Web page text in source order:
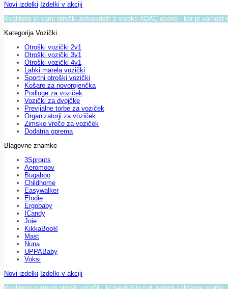
Novi izdelki Izdelki v akciji
Kvalitetni in varni otroški avtosedeži z visoko ADAC oceno - ker je varnost
Kategorija Vozički
Otroški vozički 2v1
Otroški vozički 3v1
Otroški vozički 4v1
Lahki marela vozički
Športni otroški vozički
Košare za novorojenčka
Podloge za voziček
Vozički za dvojčke
Previjalne torbe za voziček
Organizatorji za voziček
Zimske vreče za voziček
Dodatna oprema
Blagovne znamke
3Sprouts
Aeromoov
Bugaboo
Childhome
Easywalker
Elodie
Ergobaby
ICandy
Joie
KikkaBoo®
Mast
Nuna
UPPABaby
Voksi
Novi izdelki Izdelki v akciji